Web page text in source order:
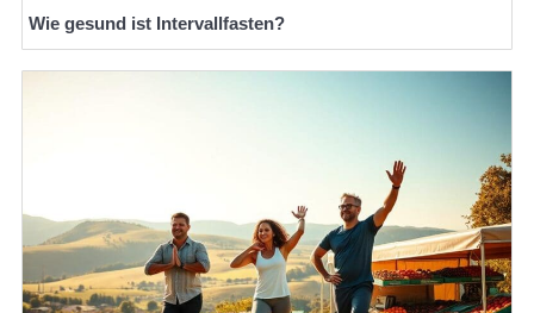
Wie gesund ist Intervallfasten?